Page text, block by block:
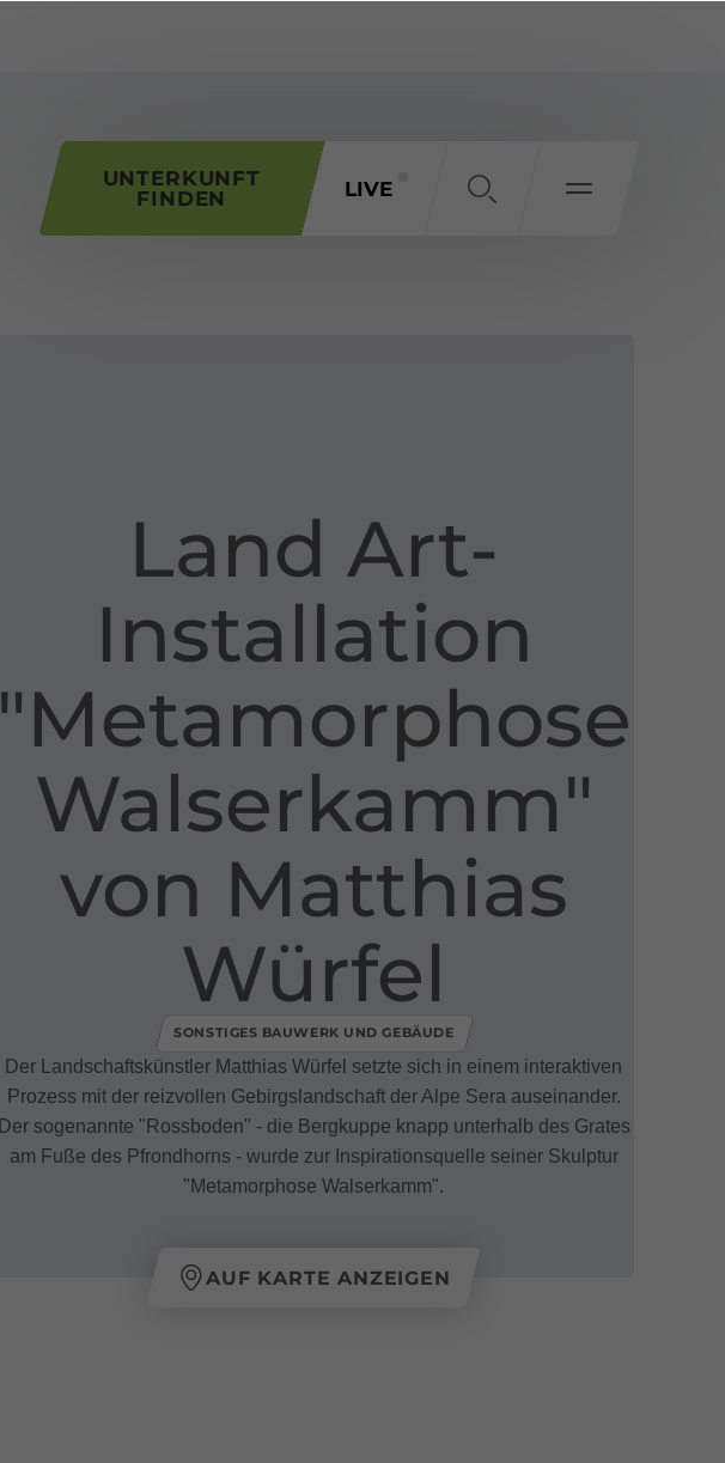
UNTERKUNFT
FINDEN
LIVE
Land Art​-​
Installation
"Metamorphose
Walserkamm"
von Matthias
Würfel
SONSTIGES BAUWERK UND GEBÄUDE
Der Landschaftskünstler Matthias Würfel setzte sich in einem interaktiven
Prozess mit der reizvollen Gebirgslandschaft der Alpe Sera auseinander.
Der sogenannte "Rossboden" - die Bergkuppe knapp unterhalb des Grates
am Fuße des Pfrondhorns - wurde zur Inspirationsquelle seiner Skulptur
"Metamorphose Walserkamm".
AUF KARTE ANZEIGEN